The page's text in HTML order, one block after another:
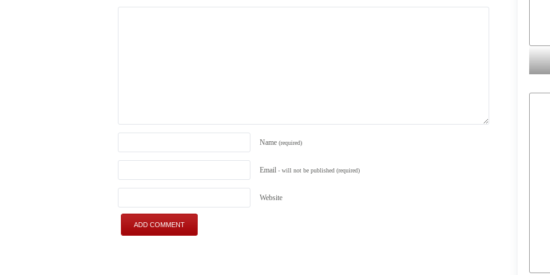
Name (required)
Email - will not be published (required)
Website